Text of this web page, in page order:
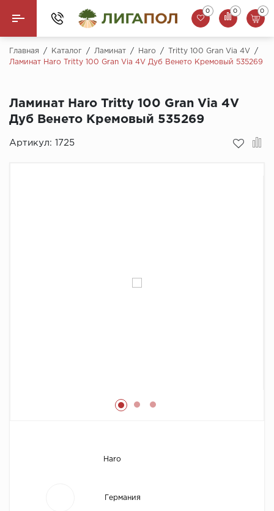
Назад
Кварцвинил (LVT)
0 0 0
Главная / Каталог / Ламинат / Haro / Tritty 100 Gran Via 4V
/
Ламинат Haro Tritty 100 Gran Via 4V Дуб Венето Кремовый 535269
Ламинат Haro Tritty 100 Gran Via 4V
Дуб Венето Кремовый 535269
Артикул: 1725
Haro
Германия